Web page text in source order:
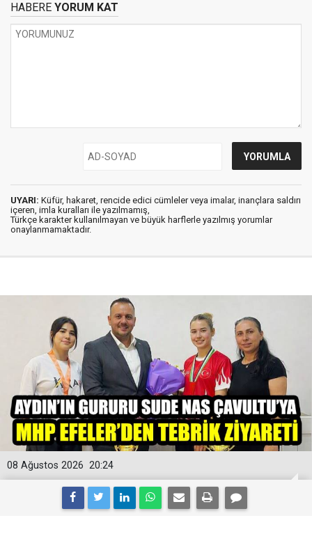
HABERE YORUM KAT
UYARI: Küfür, hakaret, rencide edici cümleler veya imalar, inançlara saldırı
içeren, imla kuralları ile yazılmamış,
Türkçe karakter kullanılmayan ve büyük harflerle yazılmış yorumlar
onaylanmamaktadır.
20:24
08 Ağustos 2026